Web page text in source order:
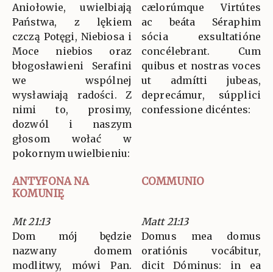
Aniołowie, uwielbiają
Państwa, z lękiem
czczą Potęgi, Niebiosa i
Moce niebios oraz
błogosławieni Serafini
we wspólnej
wysławiają radości. Z
nimi to, prosimy,
dozwól i naszym
głosom wołać w
pokornym uwielbieniu:
cælorúmque Virtútes
ac beáta Séraphim
sócia exsultatióne
concélebrant. Cum
quibus et nostras voces
ut admítti jubeas,
deprecámur, súpplici
confessione dicéntes:
ANTYFONA NA
KOMUNIĘ
COMMUNIO
Mt 21:13
Dom mój będzie
nazwany domem
modlitwy, mówi Pan.
Matt 21:13
Domus mea domus
oratiónis vocábitur,
dicit Dóminus: in ea